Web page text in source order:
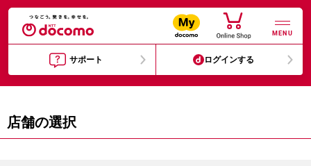
MENU
サポート ログインする
店舗の選択